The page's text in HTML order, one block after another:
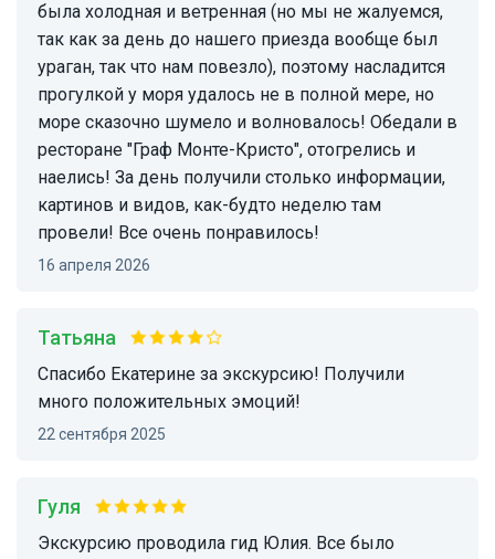
была холодная и ветренная (но мы не жалуемся,
так как за день до нашего приезда вообще был
ураган, так что нам повезло), поэтому насладится
прогулкой у моря удалось не в полной мере, но
море сказочно шумело и волновалось! Обедали в
ресторане "Граф Монте-Кристо", отогрелись и
наелись! За день получили столько информации,
картинов и видов, как-будто неделю там
провели! Все очень понравилось!
16 апреля 2026
Татьяна
Спасибо Екатерине за экскурсию! Получили
много положительных эмоций!
22 сентября 2025
Гуля
Экскурсию проводила гид Юлия. Все было